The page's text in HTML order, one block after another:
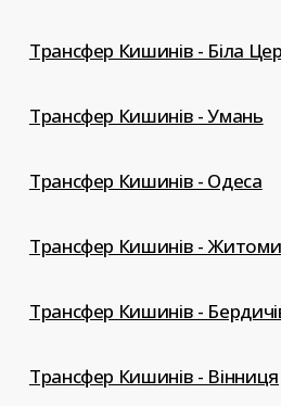
Трансфер Кишинів - Біла
Трансфер Кишинів - Умань
Трансфер Кишинів - Одеса
Трансфер Кишинів -
Трансфер Кишинів -
Трансфер Кишинів - Вінниця